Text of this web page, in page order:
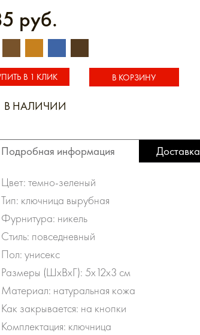
руб.
В 1 КЛИК
В 1 КЛИК
В НАЛИЧИИ
Подробная информация Доставка
Цвет: темно-зеленый
Тип: ключница вырубная
Фурнитура: никель
Стиль: повседневный
Пол: унисекс
Размеры (ШхВхГ): 5x12x3 см
Материал: натуральная кожа
Как закрывается: на кнопки
Комплектация: ключница